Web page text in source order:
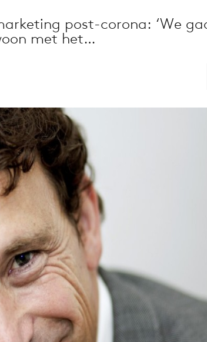
Media
Merkstrategie
Reputatie & crisis
post-corona: ‘We
met het…